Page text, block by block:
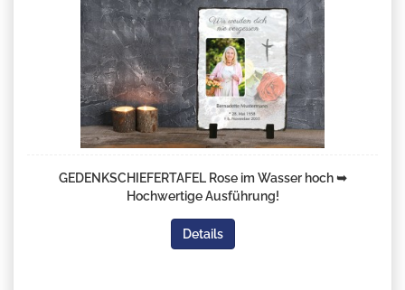
GEDENKSCHIEFERTAFEL Rose im Wasser hoch ➥
Hochwertige Ausführung!
Details